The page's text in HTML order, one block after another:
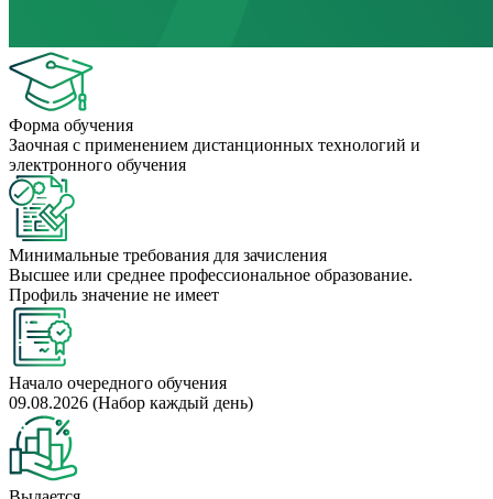
Форма обучения
Заочная с применением дистанционных технологий и
электронного обучения
Минимальные требования для зачисления
Высшее или среднее профессиональное образование.
Профиль значение не имеет
Начало очередного обучения
09.08.2026 (Набор каждый день)